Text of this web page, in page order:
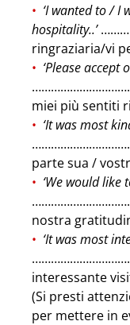
‘I wanted to / I
hospitality..’
ringraziaria/vi
‘Please
miei più sentiti
‘It was most
parte sua /
‘We would like
nostra
‘It was most
interessante
(Si presti
per mettere in